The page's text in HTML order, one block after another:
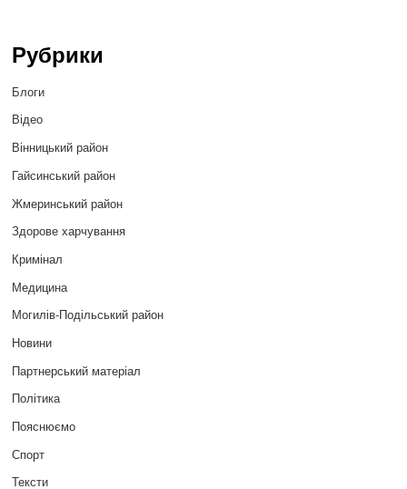
Рубрики
Блоги
Відео
Вінницький район
Гайсинський район
Жмеринський район
Здорове харчування
Кримінал
Медицина
Могилів-Подільський район
Новини
Партнерський матеріал
Політика
Пояснюємо
Спорт
Тексти